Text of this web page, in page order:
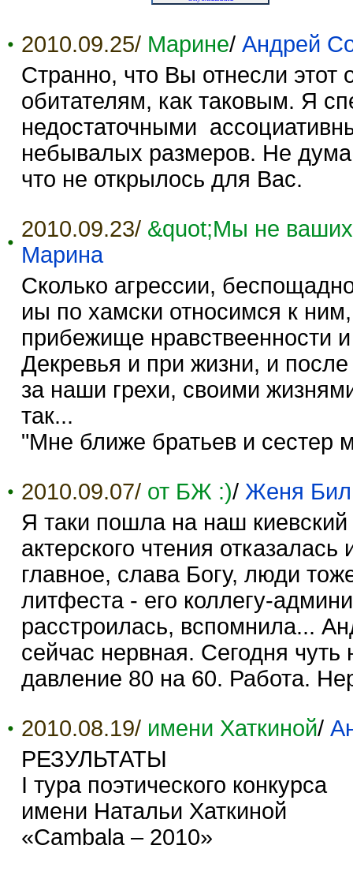
2010.09.25/ Марине/ Андрей
Странно, что Вы отнесли
обитателям, как таковым. Я
недостаточными
небывалых размеров. Не
что не открылось для Вас.
2010.09.23/ &quot;Мы не
Марина
Сколько агрессии,
иы по хамски относимся к
прибежище нравствеенности
Декревья и при жизни, и
за наши грехи, своими
так...
"Мне ближе братьев и сестер
2010.09.07/ от БЖ :)/ Женя
Я таки пошла на наш
актерского чтения
главное, слава Богу, люди
литфеста - его коллегу-
расстроилась, вспомнила...
сейчас нервная. Сегодня
давление 80 на 60. Работа.
2010.08.19/ имени Хаткиной/
РЕЗУЛЬТАТЫ
I тура поэтического конкурса
имени Натальи Хаткиной
«Cambala – 2010»